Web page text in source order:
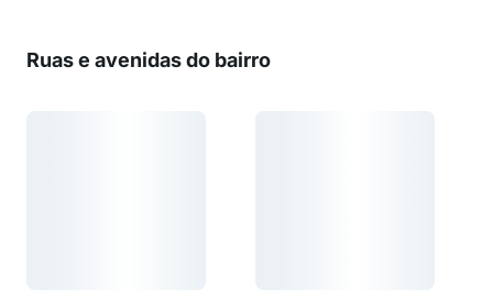
Ruas e avenidas do bairro